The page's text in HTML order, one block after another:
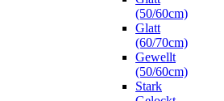
(50/60cm)
Glatt
(60/70cm)
Gewellt
(50/60cm)
Stark